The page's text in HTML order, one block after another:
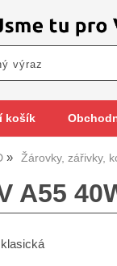
košík
Žárovky, zářivky,
A55